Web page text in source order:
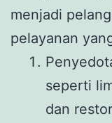
menjadi
pelayanan
seperti
dan